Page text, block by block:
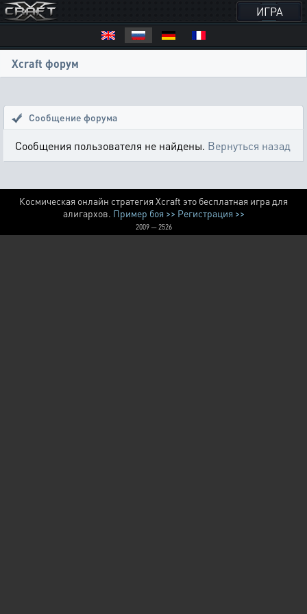
ИГРА
Xcraft форум
Сообщение форума
Сообщения пользователя не найдены. Вернуться назад
Космическая онлайн стратегия Xcraft это бесплатная игра для
алигархов. Пример боя >> Регистрация >>
2009 — 2526